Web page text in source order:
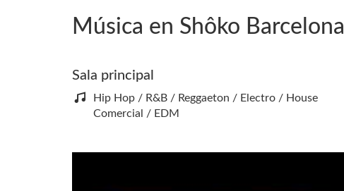
Música en Shôko Barcelona
Sala principal
Hip Hop / R&B / Reggaeton / Electro / House
Comercial / EDM